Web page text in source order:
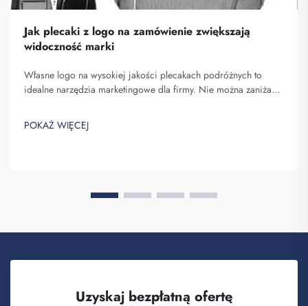
Jak plecaki z logo na zamówienie zwiększają
widoczność marki
Własne logo na wysokiej jakości plecakach podróżnych to
idealne narzędzia marketingowe dla firmy. Nie można zaniżać
oczami wielu osób. Za każdym razem, gdy osoba niosąca Twój
plecak na plecach...
POKAŻ WIĘCEJ
Uzyskaj bezpłatną ofertę